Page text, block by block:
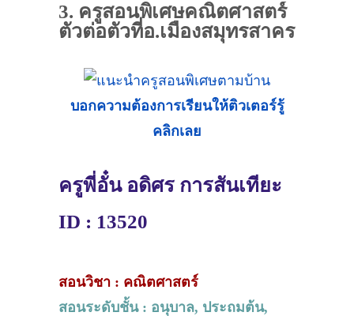
3. ครูสอนพิเศษคณิตศาสตร์
ตัวต่อตัวที่อ.เมืองสมุทรสาคร
บอกความต้องการเรียนให้ติวเตอร์รู้
คลิกเลย
ครูพี่อั๋น อดิศร การสันเทียะ
ID : 13520
สอนวิชา : คณิตศาสตร์
สอนระดับชั้น : อนุบาล, ประถมต้น,